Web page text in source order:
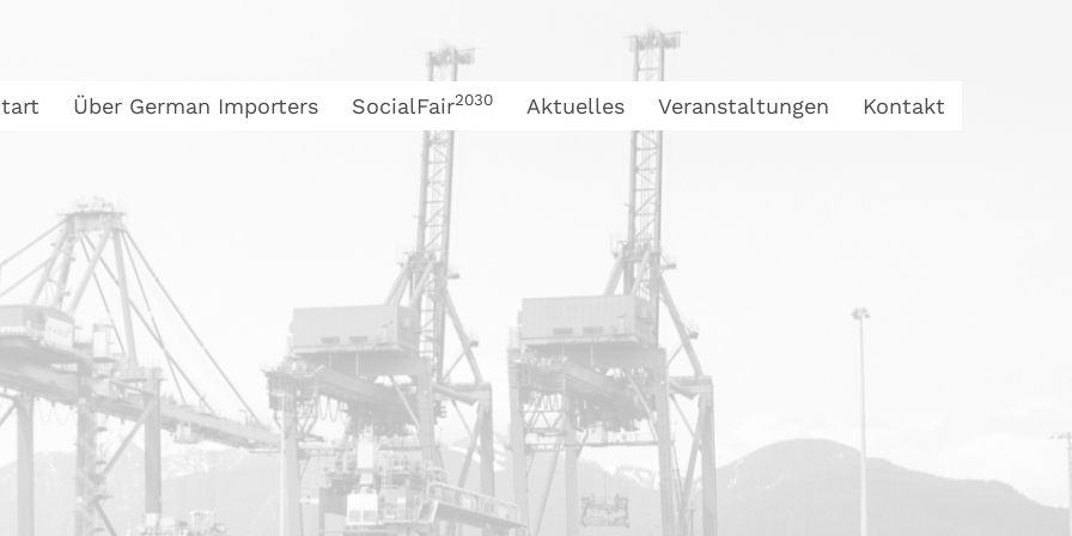
Über German Importers SocialFair2030 Aktuelles Veranstaltungen Kontakt